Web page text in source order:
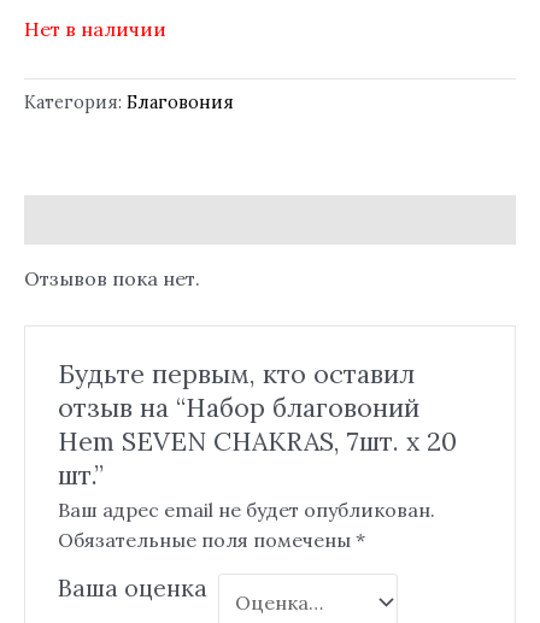
Нет в наличии
Категория: Благовония
Отзывов пока нет.
Будьте первым, кто оставил
отзыв на “Набор благовоний
Hem SEVEN CHAKRAS, 7шт. x 20
шт.”
Ваш адрес email не будет опубликован.
Обязательные поля помечены *
Ваша оценка